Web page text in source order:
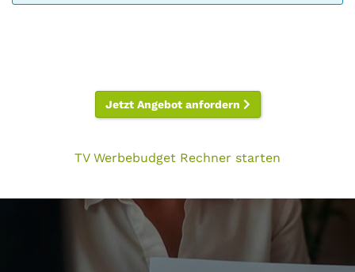
Jetzt Angebot anfordern
TV Werbebudget Rechner starten